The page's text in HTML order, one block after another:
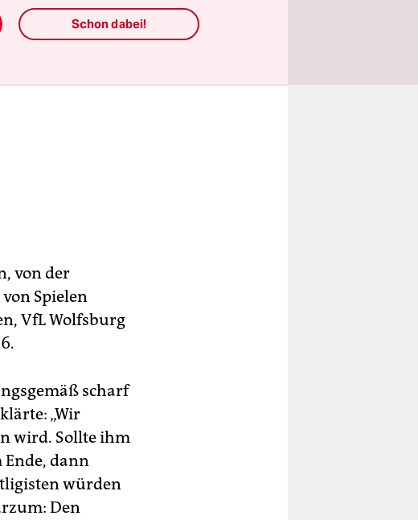
von der
Spielen
VfL Wolfsburg
scharf
„Wir
wird. Sollte ihm
dann
würden
Den
Schon dabei!